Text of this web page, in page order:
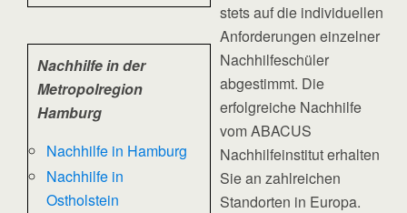
Nachhilfe in der
Metropolregion
Hamburg
Nachhilfe in Hamburg
Nachhilfe in
Ostholstein
stets auf die individuellen
Anforderungen einzelner
Nachhilfeschüler
abgestimmt. Die
erfolgreiche Nachhilfe
vom ABACUS
Nachhilfeinstitut erhalten
Sie an zahlreichen
Standorten in Europa.